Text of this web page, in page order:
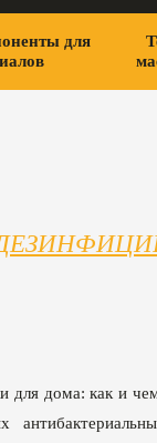
для
для дома: как и